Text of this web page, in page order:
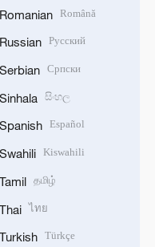
Romanian Română
Russian Русский
Serbian Српски
Sinhala සිංහල
Spanish Español
Swahili Kiswahili
Tamil தமிழ்
Thai ไทย
Turkish Türkçe